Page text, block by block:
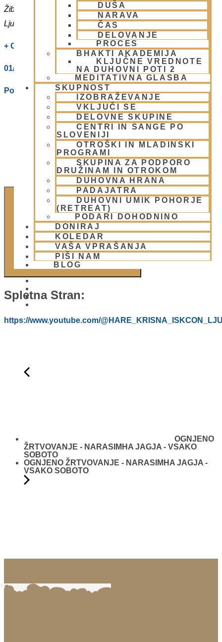
DUŠA
NARAVA
ČAS
DELOVANJE
PROCES
BHAKTI AKADEMIJA
KLJUČNE VREDNOTE
NA DUHOVNI POTI 2
MEDITATIVNA GLASBA
SKUPNOST
IZOBRAŽEVANJE
VKLJUČI SE
DELOVNE SKUPINE
CENTRI IN SANGE PO
SLOVENIJI
OTROŠKI IN MLADINSKI
PROGRAMI
SKUPINA ZA PODPORO
DRUŽINAM IN OTROKOM
DUHOVNA HRANA
PADAJATRA
DUHOVNI UMIK POHORJE
(RETREAT)
PODARI DOHODNINO
DONIRAJ
KOLEDAR
VAŠA VPRAŠANJA
PIŠI NAM
BLOG
Žibertova 27
Ljubljana
Slovenia
+ Google Zemljevidi
01/ 4312319
Poglej Prizorišče spletno stran
Spletna Stran:
https://www.youtube.com/
OGNJENO
ŽRTVOVANJE - NARASIMHA JAGJA - VSAKO
SOBOTO
OGNJENO ŽRTVOVANJE - NARASIMHA JAGJA -
VSAKO SOBOTO